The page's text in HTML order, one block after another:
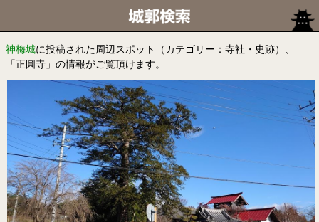
神梅城に投稿された周辺スポット（カテゴリー：寺社・史跡）、
「正圓寺」の情報がご覧頂けます。